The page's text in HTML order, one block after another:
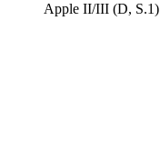
Apple II/III (D, S.1)